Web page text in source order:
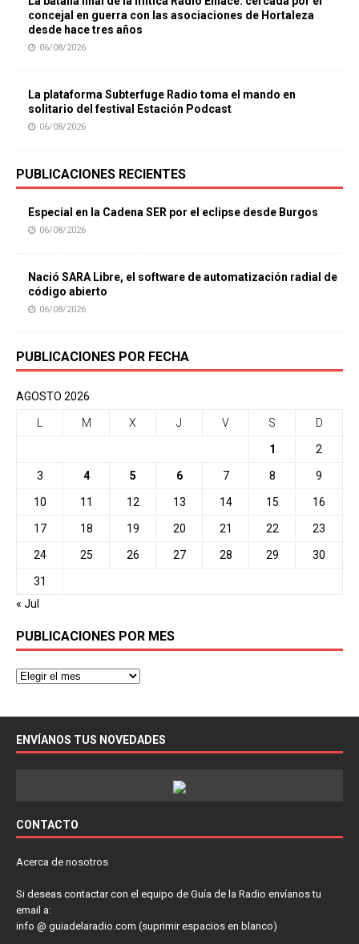
concejal en guerra con las asociaciones de Hortaleza
desde hace tres años
06/08/2026
La plataforma Subterfuge Radio toma el mando en
solitario del festival Estación Podcast
06/08/2026
PUBLICACIONES RECIENTES
Especial en la Cadena SER por el eclipse desde Burgos
06/08/2026
Nació SARA Libre, el software de automatización radial de
código abierto
06/08/2026
PUBLICACIONES POR FECHA
AGOSTO 2026
M X J V S D
1 2
3 4 5 6 7 8 9
10 11 12 13 14 15 16
17 18 19 20 21 22 23
24 25 26 27 28 29 30
31
« Jul
PUBLICACIONES POR MES
ENVÍANOS TUS NOVEDADES
CONTACTO
Acerca de nosotros
Si deseas contactar con el equipo de Guía de la Radio envíanos tu
email a:
info @ guiadelaradio.com (suprimir espacios en blanco)